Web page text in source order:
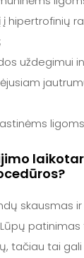
į hipertrofinių
uždegimui
skausmas
tačiau tai gali